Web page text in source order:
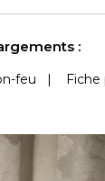
:
feu